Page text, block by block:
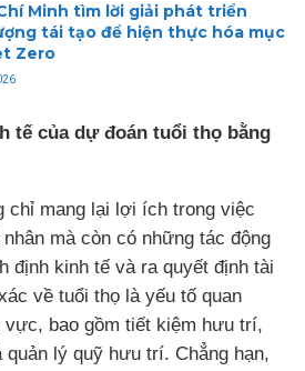
Minh tìm lời giải phát triển
tái tạo để hiện thực hóa mục
Zero
tế của dự đoán tuổi thọ bằng
chỉ mang lại lợi ích trong việc
mà còn có những tác động
định kinh tế và ra quyết định tài
về tuổi thọ là yếu tố quan
vực, bao gồm tiết kiệm hưu trí,
quản lý quỹ hưu trí. Chẳng hạn,